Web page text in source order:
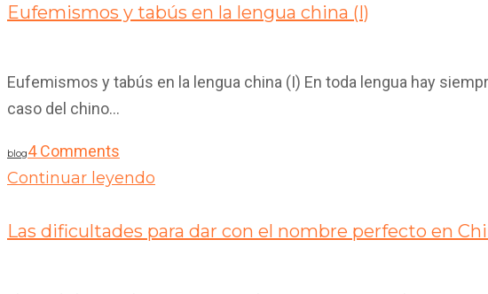
Eufemismos y tabús en la lengua china (I)
Eufemismos y tabús en la lengua china (I) En toda lengua hay
caso del chino...
blog4 Comments
Continuar leyendo
Las dificultades para dar con el nombre perfecto en